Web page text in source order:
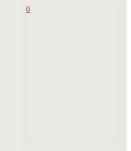
0